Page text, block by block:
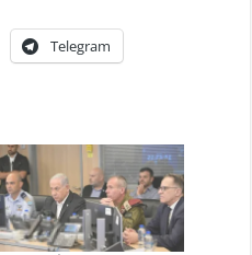
Telegram